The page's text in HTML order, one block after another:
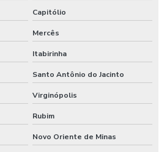
Capitólio
Mercês
Itabirinha
Santo Antônio do Jacinto
Virginópolis
Rubim
Novo Oriente de Minas